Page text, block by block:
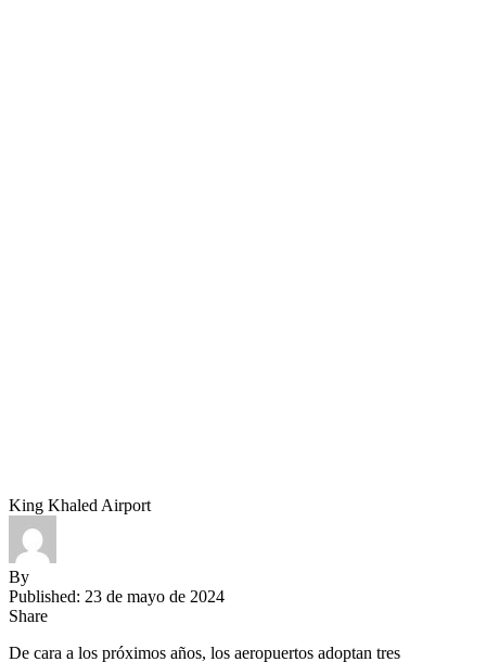
King Khaled Airport
By
Published: 23 de mayo de 2024
Share
De cara a los próximos años, los aeropuertos adoptan tres